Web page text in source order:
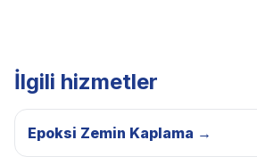
İlgili hizmetler
Epoksi Zemin Kaplama →